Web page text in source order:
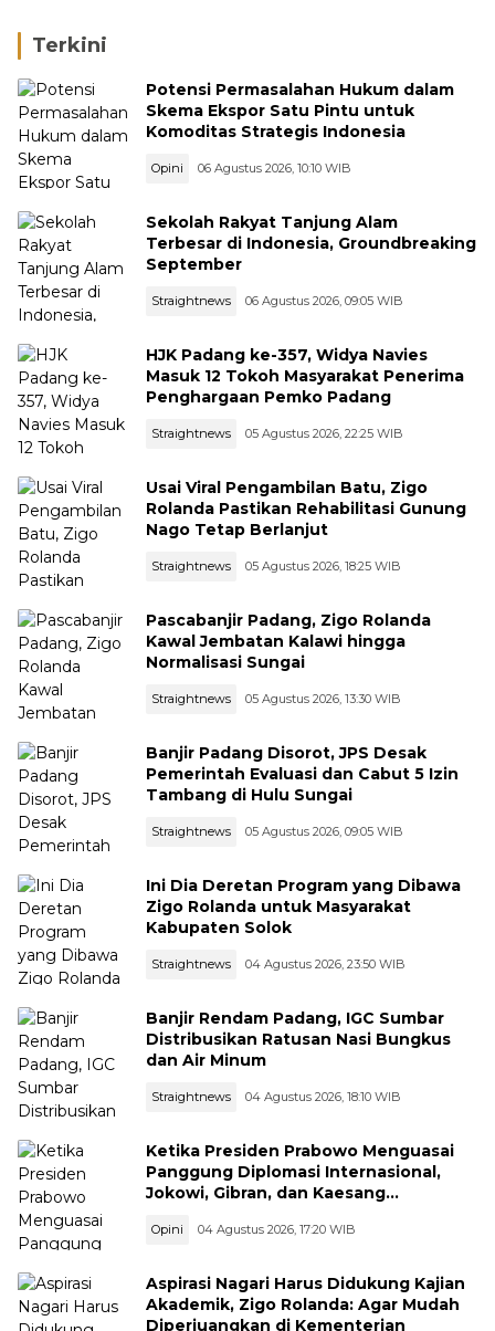
Terkini
Potensi Permasalahan Hukum dalam
Skema Ekspor Satu Pintu untuk
Komoditas Strategis Indonesia
Opini 06 Agustus 2026, 10:10 WIB
Sekolah Rakyat Tanjung Alam
Terbesar di Indonesia, Groundbreaking
September
Straightnews 06 Agustus 2026, 09:05 WIB
HJK Padang ke-357, Widya Navies
Masuk 12 Tokoh Masyarakat Penerima
Penghargaan Pemko Padang
Straightnews 05 Agustus 2026, 22:25 WIB
Usai Viral Pengambilan Batu, Zigo
Rolanda Pastikan Rehabilitasi Gunung
Nago Tetap Berlanjut
Straightnews 05 Agustus 2026, 18:25 WIB
Pascabanjir Padang, Zigo Rolanda
Kawal Jembatan Kalawi hingga
Normalisasi Sungai
Straightnews 05 Agustus 2026, 13:30 WIB
Banjir Padang Disorot, JPS Desak
Pemerintah Evaluasi dan Cabut 5 Izin
Tambang di Hulu Sungai
Straightnews 05 Agustus 2026, 09:05 WIB
Ini Dia Deretan Program yang Dibawa
Zigo Rolanda untuk Masyarakat
Kabupaten Solok
Straightnews 04 Agustus 2026, 23:50 WIB
Banjir Rendam Padang, IGC Sumbar
Distribusikan Ratusan Nasi Bungkus
dan Air Minum
Straightnews 04 Agustus 2026, 18:10 WIB
Ketika Presiden Prabowo Menguasai
Panggung Diplomasi Internasional,
Jokowi, Gibran, dan Kaesang
Opini 04 Agustus 2026, 17:20 WIB
Aspirasi Nagari Harus Didukung Kajian
Akademik, Zigo Rolanda: Agar Mudah
Diperjuangkan di Kementerian